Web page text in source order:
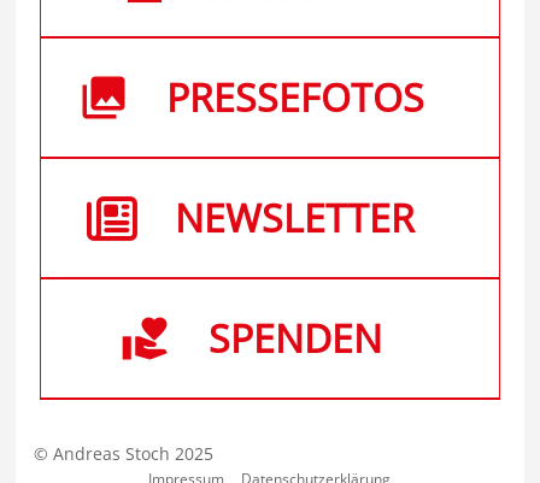
PRESSEFOTOS
NEWSLETTER
SPENDEN
© Andreas Stoch 2025
Impressum Datenschutzerklärung